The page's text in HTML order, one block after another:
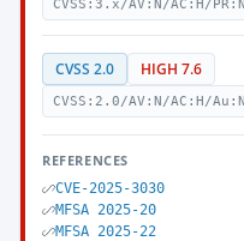
CVSS:3.x/AV:N/AC:H/
CVSS 2.0 HIGH 7.6
CVSS:2.0/AV:N/AC:H/
REFERENCES
CVE-2025-3030
MFSA 2025-20
MFSA 2025-22